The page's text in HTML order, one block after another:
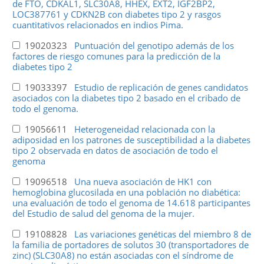
de FTO, CDKAL1, SLC30A8, HHEX, EXT2, IGF2BP2,
LOC387761 y CDKN2B con diabetes tipo 2 y rasgos
cuantitativos relacionados en indios Pima.
19020323 Puntuación del genotipo además de los
factores de riesgo comunes para la predicción de la
diabetes tipo 2
19033397 Estudio de replicación de genes candidatos
asociados con la diabetes tipo 2 basado en el cribado de
todo el genoma.
19056611 Heterogeneidad relacionada con la
adiposidad en los patrones de susceptibilidad a la diabetes
tipo 2 observada en datos de asociación de todo el
genoma
19096518 Una nueva asociación de HK1 con
hemoglobina glucosilada en una población no diabética:
una evaluación de todo el genoma de 14.618 participantes
del Estudio de salud del genoma de la mujer.
19108828 Las variaciones genéticas del miembro 8 de
la familia de portadores de solutos 30 (transportadores de
zinc) (SLC30A8) no están asociadas con el síndrome de